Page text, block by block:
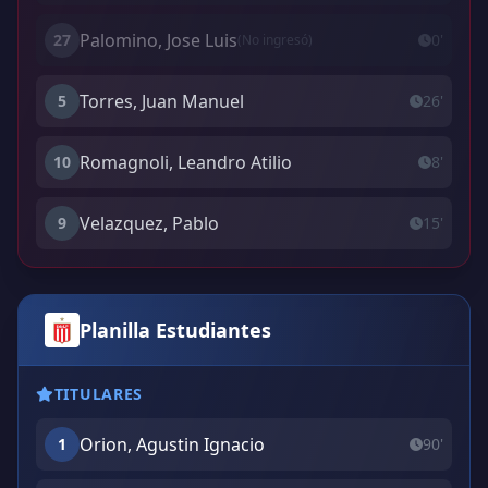
27 Palomino, Jose Luis(No ingresó) 0'
5 Torres, Juan Manuel 26'
10 Romagnoli, Leandro Atilio 8'
9 Velazquez, Pablo 15'
Planilla Estudiantes
TITULARES
1 Orion, Agustin Ignacio 90'